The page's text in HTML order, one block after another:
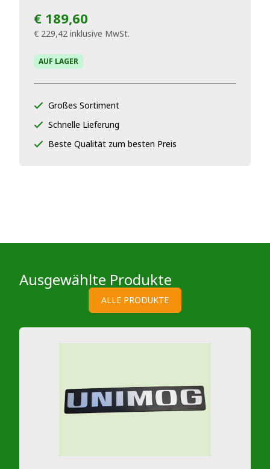
€ 189,60
€ 229,42 inklusive MwSt.
AUF LAGER
Großes Sortiment
Schnelle Lieferung
Beste Qualität zum besten Preis
Ausgewählte Produkte
ALLE PRODUKTE